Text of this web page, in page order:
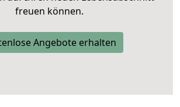
freuen können.
Angebote erhalten